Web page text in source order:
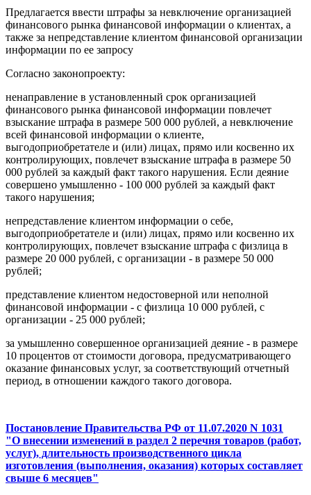
Предлагается ввести штрафы за невключение организацией
финансового рынка финансовой информации о клиентах, а
также за непредставление клиентом финансовой организации
информации по ее запросу
Согласно законопроекту:
ненаправление в установленный срок организацией
финансового рынка финансовой информации повлечет
взыскание штрафа в размере 500 000 рублей, а невключение
всей финансовой информации о клиенте,
выгодоприобретателе и (или) лицах, прямо или косвенно их
контролирующих, повлечет взыскание штрафа в размере 50
000 рублей за каждый факт такого нарушения. Если деяние
совершено умышленно - 100 000 рублей за каждый факт
такого нарушения;
непредставление клиентом информации о себе,
выгодоприобретателе и (или) лицах, прямо или косвенно их
контролирующих, повлечет взыскание штрафа с физлица в
размере 20 000 рублей, с организации - в размере 50 000
рублей;
представление клиентом недостоверной или неполной
финансовой информации - с физлица 10 000 рублей, с
организации - 25 000 рублей;
за умышленно совершенное организацией деяние - в размере
10 процентов от стоимости договора, предусматривающего
оказание финансовых услуг, за соответствующий отчетный
период, в отношении каждого такого договора.
Постановление Правительства РФ от 11.07.2020 N 1031
"О внесении изменений в раздел 2 перечня товаров (работ,
услуг), длительность производственного цикла
изготовления (выполнения, оказания) которых составляет
свыше 6 месяцев"